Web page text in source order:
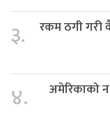
३.
रकम ठगी गरी
४.
अमेरिकाको